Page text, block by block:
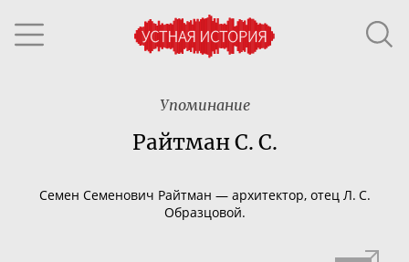
Упоминание
Райтман С. С.
Семен Семенович Райтман — архитектор, отец Л. С.
Образцовой.